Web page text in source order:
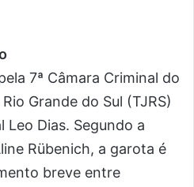
7ª Câmara Criminal do
Grande do Sul (TJRS)
Leo Dias. Segundo a
Rübenich, a garota é
breve entre